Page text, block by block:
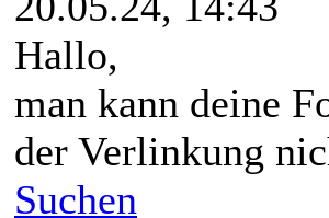
Hallo,
man kann deine
der Verlinkung
Suchen